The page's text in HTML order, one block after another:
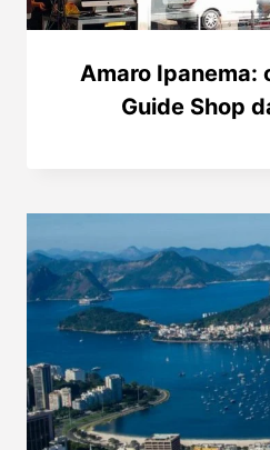
Amaro Ipanema:
Guide Shop